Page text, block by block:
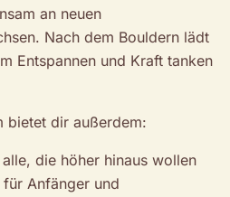
an neuen
Nach dem Bouldern lädt
Entspannen und Kraft tanken
bietet dir außerdem:
die höher hinaus wollen
Anfänger und